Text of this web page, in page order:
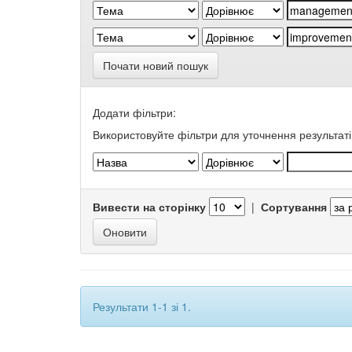
Почати новий пошук
Додати фільтри:
Використовуйте фільтри для уточнення
Вивести на сторінку | Сортування
Результати 1-1 зі 1.